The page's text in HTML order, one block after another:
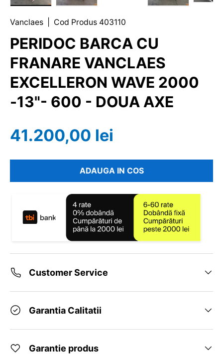
Vanclaes Cod Produs 403110
PERIDOC BARCA CU
FRANARE VANCLAES
EXCELLERON WAVE 2000
-13"- 600 - DOUA AXE
41.200,00 lei
ADAUGA IN COS
Customer Service
Garantia Calitatii
Garantie produs